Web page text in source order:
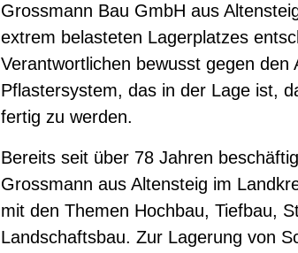
Grossmann Bau GmbH aus
extrem belasteten Lagerplatzes
Verantwortlichen bewusst gegen den
Pflastersystem, das in der Lage ist,
fertig zu werden.
Bereits seit über 78 Jahren
Grossmann aus Altensteig im
mit den Themen Hochbau, Tiefbau,
Landschaftsbau. Zur Lagerung von